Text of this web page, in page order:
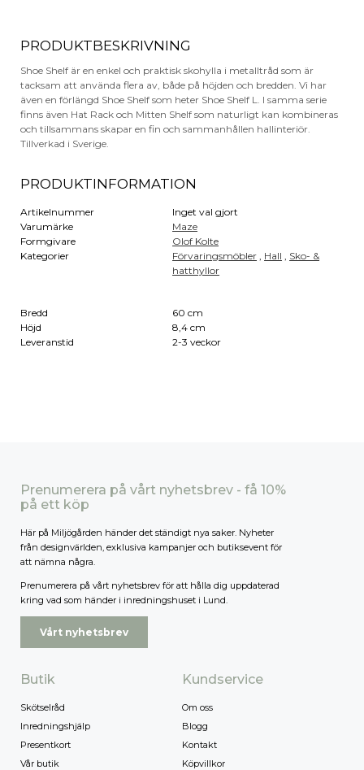
PRODUKTBESKRIVNING
Shoe Shelf är en enkel och praktisk skohylla i metalltråd som är
tacksam att använda flera av, både på höjden och bredden. Vi har
även en förlängd Shoe Shelf som heter Shoe Shelf L. I samma serie
finns även Hat Rack och Mitten Shelf som naturligt kan kombineras
och tillsammans skapar en fin och sammanhållen hallinteriör.
Tillverkad i Sverige.
PRODUKTINFORMATION
Artikelnummer
Inget val gjort
Varumärke
Maze
Formgivare
Olof Kolte
Kategorier
Förvaringsmöbler Hall
Sko- &
hatthyllor
Bredd
60 cm
Höjd
8,4 cm
Leveranstid
2-3 veckor
Prenumerera på vårt nyhetsbrev - få 10%
på ett köp
Här på Miljögården händer det ständigt nya saker. Nyheter
från designvärlden, exklusiva kampanjer och butiksevent för
att nämna några.
Prenumerera på vårt nyhetsbrev för att hålla dig uppdaterad
kring vad som händer i inredningshuset i Lund.
Vårt nyhetsbrev
Butik
Skötselråd
Inredningshjälp
Presentkort
Vår butik
Kundservice
Om oss
Blogg
Kontakt
Köpvillkor